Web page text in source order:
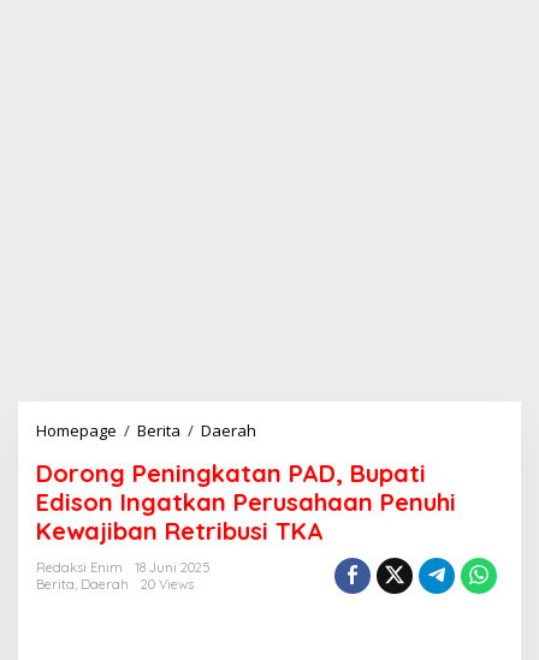
Homepage / Berita / Daerah
r
o
n
g
Dorong Peningkatan PAD, Bupati
Edison Ingatkan Perusahaan Penuhi
Kewajiban Retribusi TKA
Redaksi Enim
18 Juni 2025
Berita, Daerah 20 Views